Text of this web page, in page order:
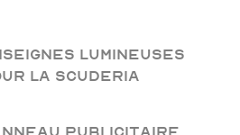
lumineuses
La Scuderia